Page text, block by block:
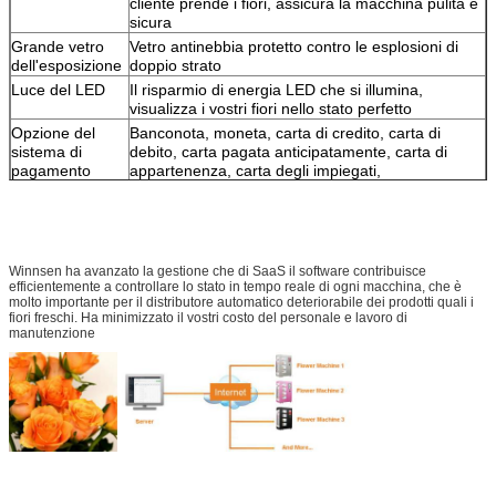
sicura
Grande vetro
dell'esposizione
Vetro antinebbia protetto contro le esplosioni di
doppio strato
Luce del LED
Il risparmio di energia LED che si illumina,
visualizza i vostri fiori nello stato perfetto
Opzione del
sistema di
pagamento
Banconota, moneta, carta di credito, carta di
debito, carta pagata anticipatamente, carta di
appartenenza, carta degli impiegati,
Opzione
isolamento speciale
Sistema astuto
dell'umidificatore
Opzione
Opzione
telecomandata
Servizio di sistema intelligente di Winnsen SaaS
ottimizzare tutte le funzioni, di facile impiego,
Winnsen ha avanzato la gestione che di SaaS il software contribuisce
efficientemente a controllare lo stato in tempo reale di ogni macchina, che è
molto importante per il distributore automatico deteriorabile dei prodotti quali i
fiori freschi. Ha minimizzato il vostri costo del personale e lavoro di
manutenzione